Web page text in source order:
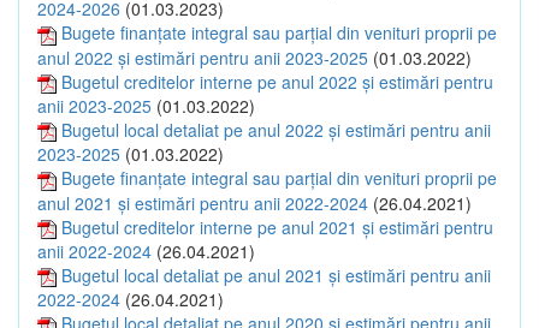
2024-2026 (01.03.2023)
Bugete finanțate integral sau parțial din venituri proprii pe
anul 2022 și estimări pentru anii 2023-2025 (01.03.2022)
Bugetul creditelor interne pe anul 2022 și estimări pentru
anii 2023-2025 (01.03.2022)
Bugetul local detaliat pe anul 2022 și estimări pentru anii
2023-2025 (01.03.2022)
Bugete finanțate integral sau parțial din venituri proprii pe
anul 2021 și estimări pentru anii 2022-2024 (26.04.2021)
Bugetul creditelor interne pe anul 2021 și estimări pentru
anii 2022-2024 (26.04.2021)
Bugetul local detaliat pe anul 2021 și estimări pentru anii
2022-2024 (26.04.2021)